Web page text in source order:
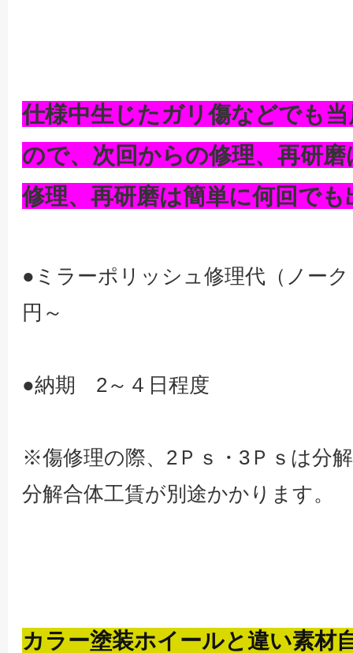
仕様中生じたガリ傷などでも
ので、次回からの修理、再研
修理、再研磨は簡単に何回でも
●ミラーポリッシュ修理代（ノー
円～
●納期 2～４日程度
※傷修理の際、2Ｐｓ・3Ｐｓは分
分解合体工賃が別途かかります。
カラー塗装ホイールと違い素材